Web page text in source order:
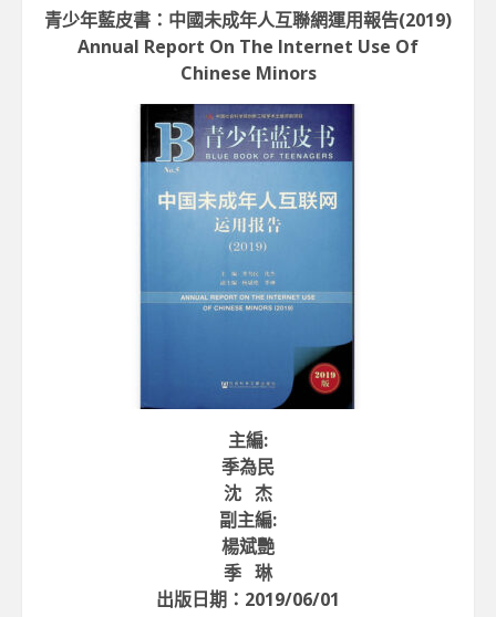
青少年藍皮書：中國未成年人互聯網運用報告(2019)
Annual Report On The Internet Use Of
Chinese Minors
主編:
季為民
沈 杰
副主編:
楊斌艷
季 琳
出版日期：2019/06/01